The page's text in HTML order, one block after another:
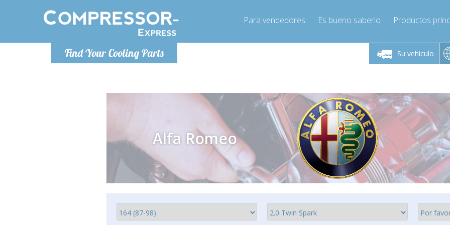
Find Your Cooling Parts
Para vendedores Es bueno saberlo Productos
Su vehículo
De lunes a viernes de 9:00 a De lunes a viernes de 9:00 a
16:00
Info@compressor-express.es
De lunes a
Alfa Romeo